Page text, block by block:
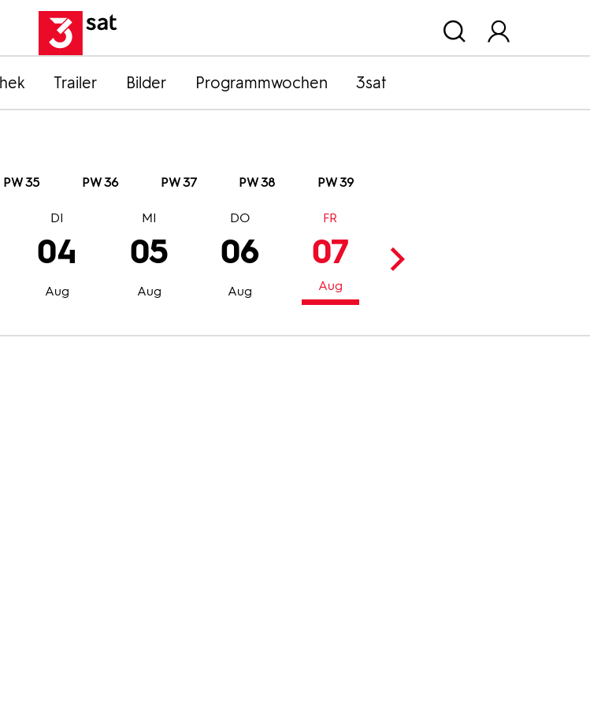
Trailer Bilder Programmwochen 3sat
PW 35 PW 36 PW 37 PW 38 PW 39
04
Aug
DI
05
Aug
MI
06
Aug
DO
07
Aug
FR
08